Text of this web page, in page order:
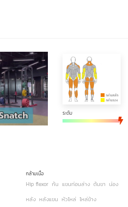
ระดับ
กล้ามเนื้อ
Hip flexor ก้น แขนท่อนล่าง ต้นขา น่อง
หลัง หลังแขน หัวไหล่ ไหล่ข้าง